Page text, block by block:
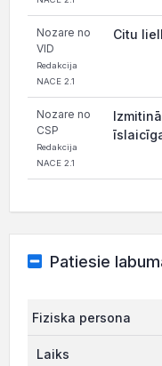
Nozare no
VID
Redakcija
NACE 2.1
Citu
Nozare no
CSP
Redakcija
NACE 2.1
Patiesie
Fiziska persona